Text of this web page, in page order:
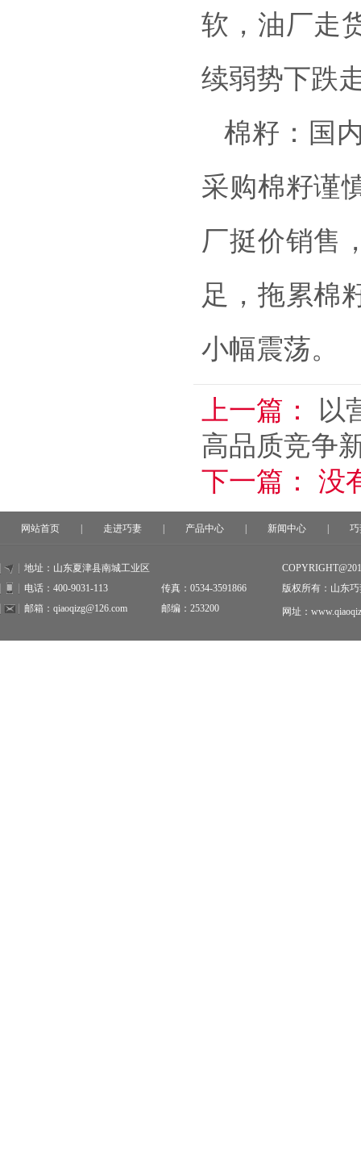
软，油厂走
续弱势下跌
棉籽：国
采购棉籽谨
厂挺价销售
足，拖累棉
小幅震荡。
上一篇：
以
高品质竞争
下一篇： 没
网站首页 走进巧妻 产品中心 新闻中心
地址：山东夏津县南城工业区
电话：400-9031-113
传真：0534-3591866
邮箱：qiaoqizg@126.com
邮编：253200
版权所有：山东
网址：